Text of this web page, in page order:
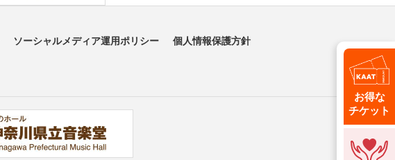
お得な
チケット
ソーシャルメディア運用ポリシー
個人情報保護方針